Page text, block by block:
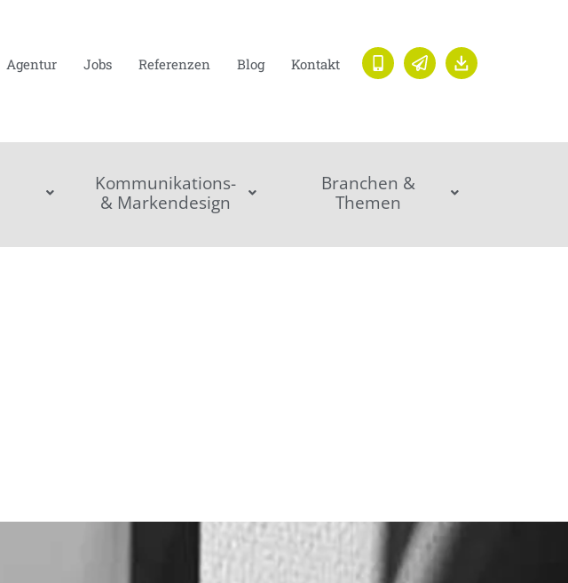
Agentur Jobs Referenzen Blog Kontakt
Kommunikations-
& Markendesign
Branchen &
Themen